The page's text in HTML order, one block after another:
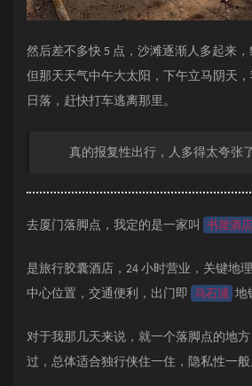
然后差不多快 5 点，沙滩逐渐人多起来，
但那天天气中午大太阳，下午立马阴天
日落，赶快打车逃离那里。
真的报复性出行，人多得太夸张了
去厦门落脚点，我定的是一家叫 书屋酒店
是旅行胶囊酒店，24 小时营业，关键地
中心位置，交通便利，出门即 乌石浦 地
对于我那几天来说，就一个落脚点的地
过，总体适合独行侠住一住，隐私性一般